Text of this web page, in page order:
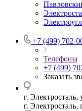
+7 (499) 702-
Телефоны
+7 (499)
Заказать
г.
г.